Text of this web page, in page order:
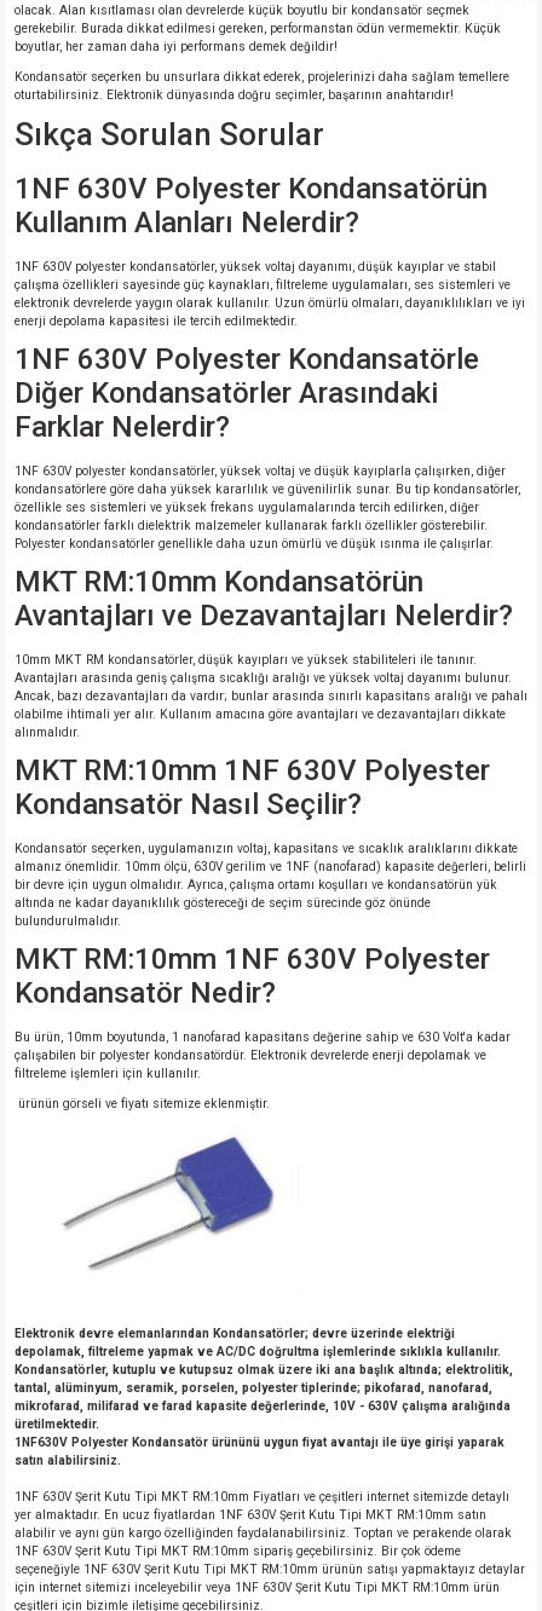
olacak. Alan kısıtlaması olan devrelerde küçük boyutlu bir kondansatör seçmek
gerekebilir. Burada dikkat edilmesi gereken, performanstan ödün vermemektir. Küçük
boyutlar, her zaman daha iyi performans demek değildir!
Kondansatör seçerken bu unsurlara dikkat ederek, projelerinizi daha sağlam temellere
oturtabilirsiniz. Elektronik dünyasında doğru seçimler, başarının anahtarıdır!
Sıkça Sorulan Sorular
1NF 630V Polyester Kondansatörün
Kullanım Alanları Nelerdir?
1NF 630V polyester kondansatörler, yüksek voltaj dayanımı, düşük kayıplar ve stabil
çalışma özellikleri sayesinde güç kaynakları, filtreleme uygulamaları, ses sistemleri ve
elektronik devrelerde yaygın olarak kullanılır. Uzun ömürlü olmaları, dayanıklılıkları ve iyi
enerji depolama kapasitesi ile tercih edilmektedir.
1NF 630V Polyester Kondansatörle
Diğer Kondansatörler Arasındaki
Farklar Nelerdir?
1NF 630V polyester kondansatörler, yüksek voltaj ve düşük kayıplarla çalışırken, diğer
kondansatörlere göre daha yüksek kararlılık ve güvenilirlik sunar. Bu tip kondansatörler,
özellikle ses sistemleri ve yüksek frekans uygulamalarında tercih edilirken, diğer
kondansatörler farklı dielektrik malzemeler kullanarak farklı özellikler gösterebilir.
Polyester kondansatörler genellikle daha uzun ömürlü ve düşük ısınma ile çalışırlar.
MKT RM:10mm Kondansatörün
Avantajları ve Dezavantajları Nelerdir?
10mm MKT RM kondansatörler, düşük kayıpları ve yüksek stabiliteleri ile tanınır.
Avantajları arasında geniş çalışma sıcaklığı aralığı ve yüksek voltaj dayanımı bulunur.
Ancak, bazı dezavantajları da vardır; bunlar arasında sınırlı kapasitans aralığı ve pahalı
olabilme ihtimali yer alır. Kullanım amacına göre avantajları ve dezavantajları dikkate
alınmalıdır.
MKT RM:10mm 1NF 630V Polyester
Kondansatör Nasıl Seçilir?
Kondansatör seçerken, uygulamanızın voltaj, kapasitans ve sıcaklık aralıklarını dikkate
almanız önemlidir. 10mm ölçü, 630V gerilim ve 1NF (nanofarad) kapasite değerleri, belirli
bir devre için uygun olmalıdır. Ayrıca, çalışma ortamı koşulları ve kondansatörün yük
altında ne kadar dayanıklılık göstereceği de seçim sürecinde göz önünde
bulundurulmalıdır.
MKT RM:10mm 1NF 630V Polyester
Kondansatör Nedir?
Bu ürün, 10mm boyutunda, 1 nanofarad kapasitans değerine sahip ve 630 Volt'a kadar
çalışabilen bir polyester kondansatördür. Elektronik devrelerde enerji depolamak ve
filtreleme işlemleri için kullanılır.
ürünün görseli ve fiyatı sitemize eklenmiştir.
Elektronik devre elemanlarından Kondansatörler; devre üzerinde elektriği
depolamak, filtreleme yapmak ve AC/DC doğrultma işlemlerinde sıklıkla kullanılır.
Kondansatörler, kutuplu ve kutupsuz olmak üzere iki ana başlık altında; elektrolitik,
tantal, alüminyum, seramik, porselen, polyester tiplerinde; pikofarad, nanofarad,
mikrofarad, milifarad ve farad kapasite değerlerinde, 10V - 630V çalışma aralığında
üretilmektedir.
1NF630V Polyester Kondansatör ürününü uygun fiyat avantajı ile üye girişi yaparak
satın alabilirsiniz.
1NF 630V Şerit Kutu Tipi MKT RM:10mm Fiyatları ve çeşitleri internet sitemizde detaylı
yer almaktadır. En ucuz fiyatlardan 1NF 630V Şerit Kutu Tipi MKT RM:10mm satın
alabilir ve aynı gün kargo özelliğinden faydalanabilirsiniz. Toptan ve perakende olarak
1NF 630V Şerit Kutu Tipi MKT RM:10mm sipariş geçebilirsiniz. Bir çok ödeme
seçeneğiyle 1NF 630V Şerit Kutu Tipi MKT RM:10mm ürünün satışı yapmaktayız detaylar
için internet sitemizi inceleyebilir veya 1NF 630V Şerit Kutu Tipi MKT RM:10mm ürün
çeşitleri için bizimle iletişime geçebilirsiniz.